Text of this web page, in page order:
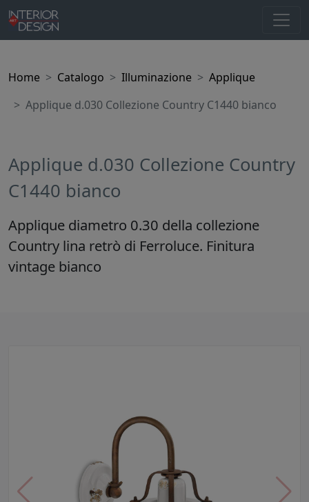
Home Catalogo Illuminazione
Applique
Applique d.030 Collezione Country C1440 bianco
Applique d.030 Collezione Country
C1440 bianco
Applique diametro 0.30 della collezione
Country lina retrò di Ferroluce. Finitura
vintage bianco